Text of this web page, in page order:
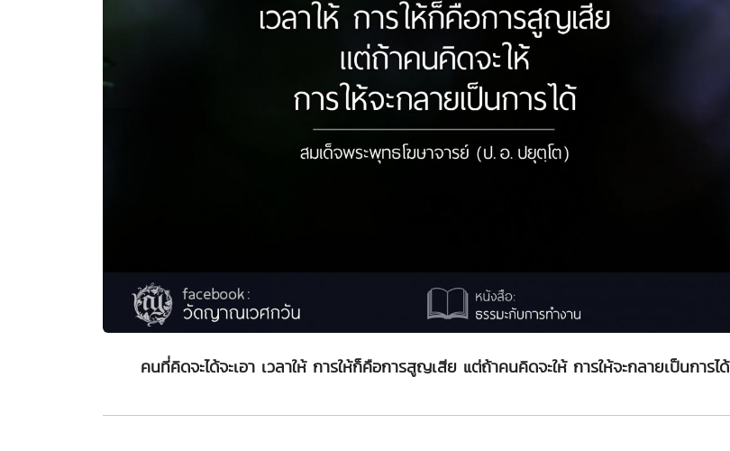
คนที่คิดจะได้จะเอา เวลาให้ การให้ก็คือการสูญเสีย แต่ถ้าคนคิดจะให้ การให้จะกลายเป็นการได้